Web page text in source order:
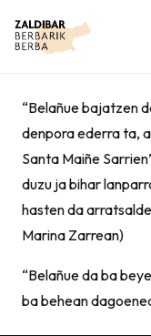
“Belañue bajatzen
denpora ederra ta,
Santa Maiñe
duzu ja bihar
hasten da
Marina Zarrean)
“Belañue da ba
ba behean